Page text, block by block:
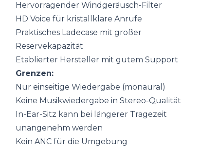
Hervorragender Windgeräusch-Filter
HD Voice für kristallklare Anrufe
Praktisches Ladecase mit großer
Reservekapazität
Etablierter Hersteller mit gutem Support
Grenzen:
Nur einseitige Wiedergabe (monaural)
Keine Musikwiedergabe in Stereo-Qualität
In-Ear-Sitz kann bei längerer Tragezeit
unangenehm werden
Kein ANC für die Umgebung